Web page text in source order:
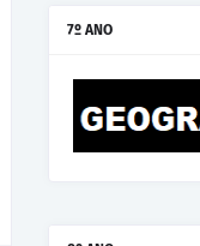
7º ANO